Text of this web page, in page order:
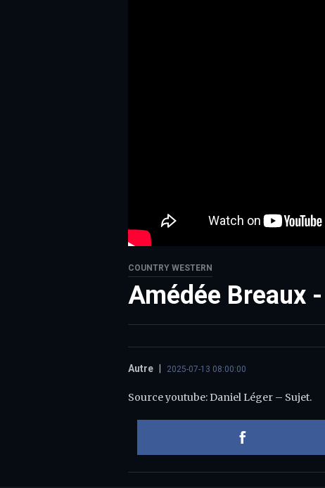
COUNTRY WESTERN
Amédée Breaux
Autre 2025-07-13 08:00:00
Source youtube: Daniel Léger – Sujet.